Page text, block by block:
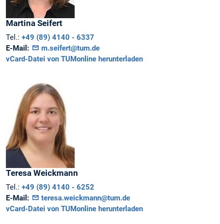
Martina Seifert
Tel.: +49 (89) 4140 - 6337
E-Mail:
m.seifert@tum.de
vCard-Datei von TUMonline herunterladen
Teresa Weickmann
Tel.: +49 (89) 4140 - 6252
E-Mail:
teresa.weickmann@tum.de
vCard-Datei von TUMonline herunterladen